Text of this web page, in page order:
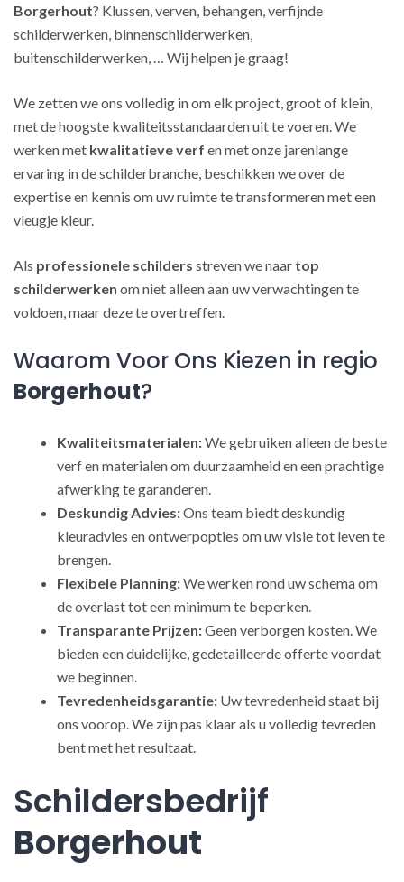
Borgerhout? Klussen, verven, behangen, verfijnde
schilderwerken, binnenschilderwerken,
buitenschilderwerken, … Wij helpen je graag!
We zetten we ons volledig in om elk project, groot of klein,
met de hoogste kwaliteitsstandaarden uit te voeren. We
werken met kwalitatieve verf en met onze jarenlange
ervaring in de schilderbranche, beschikken we over de
expertise en kennis om uw ruimte te transformeren met een
vleugje kleur.
Als professionele schilders streven we naar top
schilderwerken om niet alleen aan uw verwachtingen te
voldoen, maar deze te overtreffen.
Waarom Voor Ons Kiezen in regio
Borgerhout?
Kwaliteitsmaterialen:We gebruiken alleen de beste
verf en materialen om duurzaamheid en een prachtige
afwerking te garanderen.
Deskundig Advies:Ons team biedt deskundig
kleuradvies en ontwerpopties om uw visie tot leven te
brengen.
Flexibele Planning:We werken rond uw schema om
de overlast tot een minimum te beperken.
Transparante Prijzen:Geen verborgen kosten. We
bieden een duidelijke, gedetailleerde offerte voordat
we beginnen.
Tevredenheidsgarantie: Uw tevredenheid staat bij
ons voorop. We zijn pas klaar als u volledig tevreden
bent met het resultaat.
Schildersbedrijf
Borgerhout